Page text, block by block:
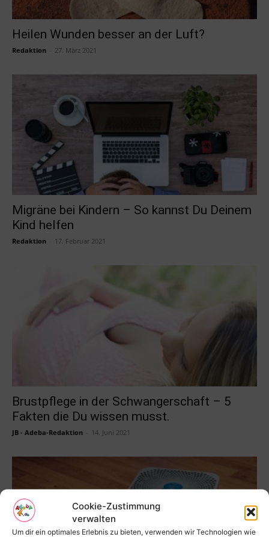
Cookie-Zustimmung
verwalten
Um dir ein optimales Erlebnis zu bieten, verwenden wir Technologien wie
Heilen Wunden besser an der Luft?
Redaktion 27. März 2021
Migräne bei Kindern – So kannst Du Deinem
Kind helfen
Redaktion 17. Februar 2021
Brustpflege in der Schwangerschaft – 5
Fakten die Du wissen musst.
JB - Adeba-Redaktion 14. Juni 2021